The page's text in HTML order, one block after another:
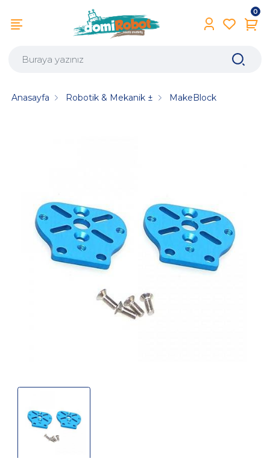
0
Anasayfa Robotik & Mekanik ± MakeBlock